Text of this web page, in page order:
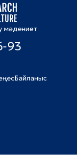
мәдениет
93
Байланыс